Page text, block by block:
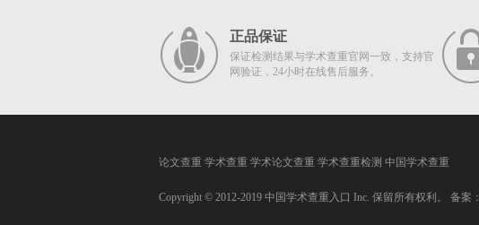
正品保证
保证检测结果与学术查重官网一致，支持官
网验证，24小时在线售后服务。
论文查重 学术查重 学术论文查重 学术查重检测 中国学术查重
Copyright © 2012-2019 中国学术查重入口 Inc. 保留所有权利。 备案：